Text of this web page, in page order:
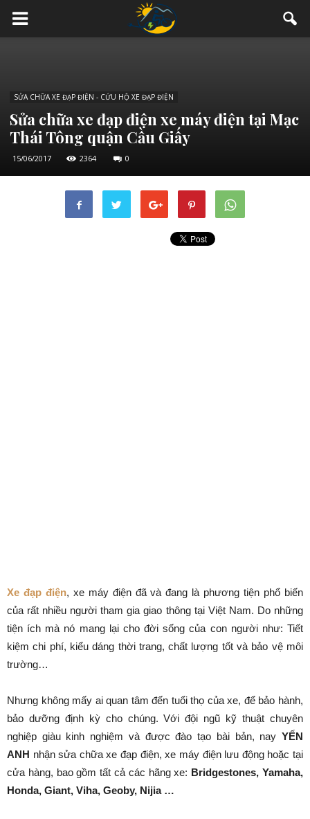
SỬA CHỮA XE ĐẠP ĐIỆN - CỨU HỘ XE ĐẠP ĐIỆN
Sửa chữa xe đạp điện xe máy điện tại Mạc
Thái Tông quận Cầu Giấy
15/06/2017 2364 0
Xe đạp điện, xe máy điện đã và đang là phương tiện phổ biến
của rất nhiều người tham gia giao thông tại Việt Nam. Do những
tiện ích mà nó mang lại cho đời sống của con người như: Tiết
kiệm chi phí, kiểu dáng thời trang, chất lượng tốt và bảo vệ môi
trường…
Nhưng không mấy ai quan tâm đến tuổi thọ của xe, để bảo hành,
bảo dưỡng định kỳ cho chúng. Với đội ngũ kỹ thuật chuyên
nghiệp giàu kinh nghiệm và được đào tạo bài bản, nay YẾN
ANH nhận sửa chữa xe đạp điện, xe máy điện lưu động hoặc tại
cửa hàng, bao gồm tất cả các hãng xe: Bridgestones, Yamaha,
Honda, Giant, Viha, Geoby, Nijia …